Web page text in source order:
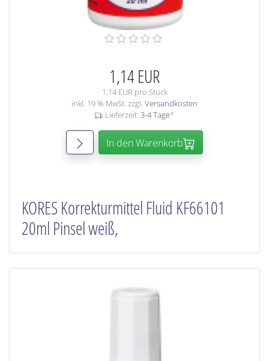
1,14 EUR
1,14 EUR pro Stück
inkl. 19 % MwSt. zzgl. Versandkosten
Lieferzeit: 3-4 Tage*
In den Warenkorb
KORES Korrekturmittel Fluid KF66101
20ml Pinsel weiß,